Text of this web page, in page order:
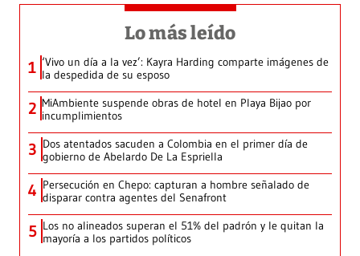
Lo más leído
1 ‘Vivo un día a la vez’: Kayra Harding comparte imágenes de
la despedida de su esposo
2 MiAmbiente suspende obras de hotel en Playa Bijao por
incumplimientos
3 Dos atentados sacuden a Colombia en el primer día de
gobierno de Abelardo De La Espriella
4 Persecución en Chepo: capturan a hombre señalado de
disparar contra agentes del Senafront
5 Los no alineados superan el 51% del padrón y le quitan la
mayoría a los partidos políticos